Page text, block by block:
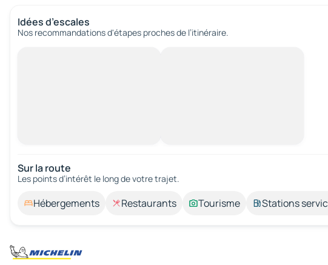
Idées d’escales
Nos recommandations d'étapes proches de l’itinéraire.
Sur la route
Les points d’intérêt le long de votre trajet.
Hébergements Restaurants Tourisme Stations